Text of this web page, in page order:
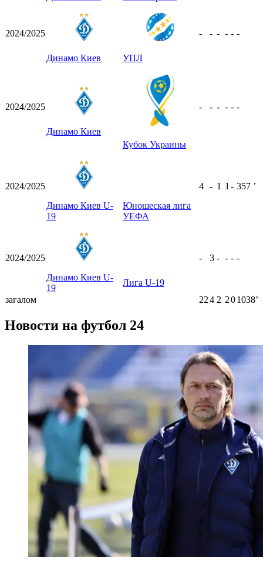
2024/2025
Динамо Киев УПЛ
- - - - - -
2024/2025
Динамо Киев
Кубок Украины
- - - - - -
2024/2025
Динамо Киев U-
19
Юношеская лига
УЕФА
4 - 1 1 - 357 ʼ
2024/2025
Динамо Киев U-
19
Лига U-19
- 3 - - - -
загалом 224 2 201038ʼ
Новости на футбол 24